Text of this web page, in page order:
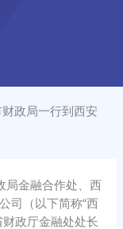
政局一行到西安
局金融合作处、西
司（以下简称“西
政厅金融处处长